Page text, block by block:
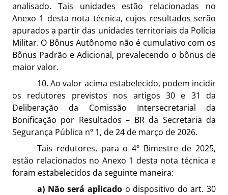
analisado. Tais unidades estão relacionadas no
Anexo 1 desta nota técnica, cujos resultados serão
apurados a partir das unidades territoriais da Polícia
Militar. O Bônus Autônomo não é cumulativo com os
Bônus Padrão e Adicional, prevalecendo o bônus de
maior valor.
10. Ao valor acima estabelecido, podem incidir
os redutores previstos nos artigos 30 e 31 da
Deliberação da Comissão Intersecretarial da
Bonificação por Resultados – BR da Secretaria da
Segurança Pública nº 1, de 24 de março de 2026.
Tais redutores, para o 4º Bimestre de 2025,
estão relacionados no Anexo 1 desta nota técnica e
foram estabelecidos da seguinte maneira:
a) Não será aplicado o dispositivo do art. 30